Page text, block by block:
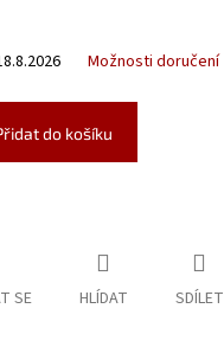
Možnosti doručení
do košíku
SE HLÍDAT SDÍLET